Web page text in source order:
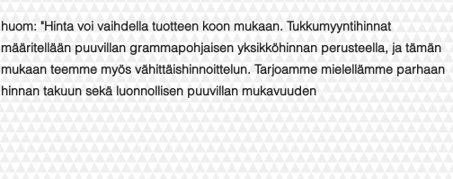
huom: "Hinta voi vaihdella tuotteen koon mukaan. Tukkumyyntihinnat
määritellään puuvillan grammapohjaisen yksikköhinnan perusteella, ja tämän
mukaan teemme myös vähittäishinnoittelun. Tarjoamme mielellämme parhaan
hinnan takuun sekä luonnollisen puuvillan mukavuuden